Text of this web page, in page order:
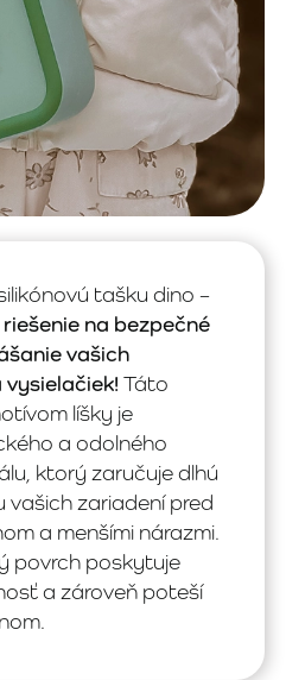
tašku dino –
na bezpečné
vašich
Táto
líšky je
a odolného
ktorý zaručuje dlhú
zariadení pred
a menšími nárazmi.
povrch poskytuje
a zároveň poteší